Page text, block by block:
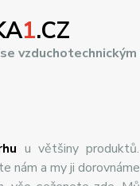
1.CZ
u většiny
nám a my ji